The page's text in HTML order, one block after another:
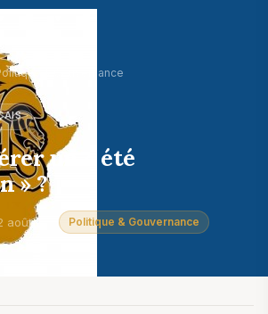
& Gouvernance
un « été
» ?
août 2011 Politique & Gouvernance